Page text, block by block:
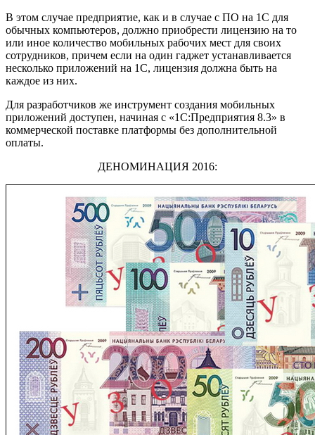
В этом случае предприятие, как и в случае с ПО на 1С для
обычных компьютеров, должно приобрести лицензию на то
или иное количество мобильных рабочих мест для своих
сотрудников, причем если на один гаджет устанавливается
несколько приложений на 1С, лицензия должна быть на
каждое из них.
Для разработчиков же инструмент создания мобильных
приложений доступен, начиная с «1С:Предприятия 8.3» в
коммерческой поставке платформы без дополнительной
оплаты.
ДЕНОМИНАЦИЯ 2016: